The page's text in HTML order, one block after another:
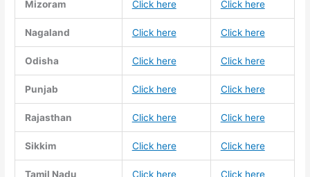
Mizoram Click here Click here
Nagaland Click here Click here
Odisha Click here Click here
Punjab Click here Click here
Rajasthan Click here Click here
Sikkim Click here Click here
Tamil Nadu Click here Click here